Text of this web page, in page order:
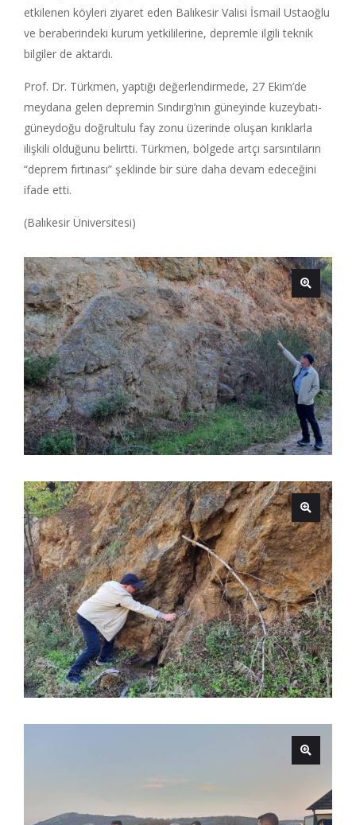
etkilenen köyleri ziyaret eden Balıkesir Valisi İsmail Ustaoğlu
ve beraberindeki kurum yetkililerine, depremle ilgili teknik
bilgiler de aktardı.
Prof. Dr. Türkmen, yaptığı değerlendirmede, 27 Ekim’de
meydana gelen depremin Sındırgı’nın güneyinde kuzeybatı-
güneydoğu doğrultulu fay zonu üzerinde oluşan kırıklarla
ilişkili olduğunu belirtti. Türkmen, bölgede artçı sarsıntıların
“deprem fırtınası” şeklinde bir süre daha devam edeceğini
ifade etti.
(Balıkesir Üniversitesi)